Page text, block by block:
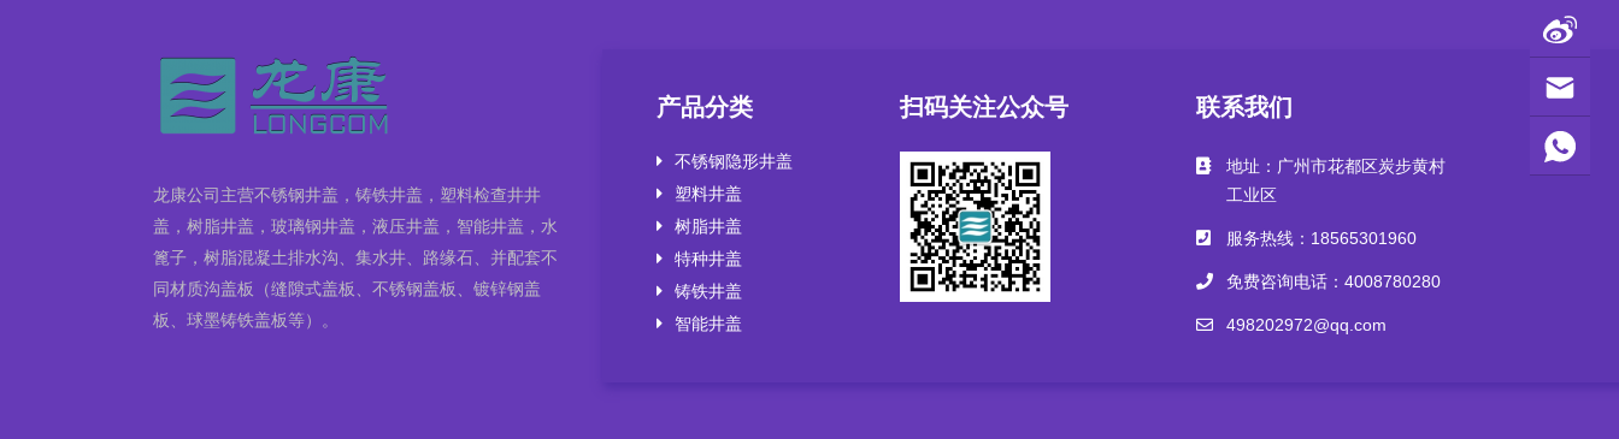
龙康公司主营不锈钢井盖，铸铁井盖，塑料检查井井
盖，树脂井盖，玻璃钢井盖，液压井盖，智能井盖，水
篦子，树脂混凝土排水沟、集水井、路缘石、并配套不
同材质沟盖板（缝隙式盖板、不锈钢盖板、镀锌钢盖
板、球墨铸铁盖板等）。
产品分类
不锈钢隐形井盖
塑料井盖
树脂井盖
特种井盖
铸铁井盖
智能井盖
扫码关注公众号 联系我们
地址：广州市花都区炭步黄村
工业区
服务热线：18565301960
免费咨询电话：4008780280
498202972@qq.com